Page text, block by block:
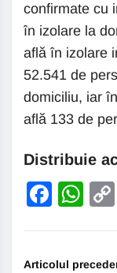
confirmate cu
în izolare la
află în izolare
52.541 de
domiciliu, iar
află 133 de
Distribuie
Articolul